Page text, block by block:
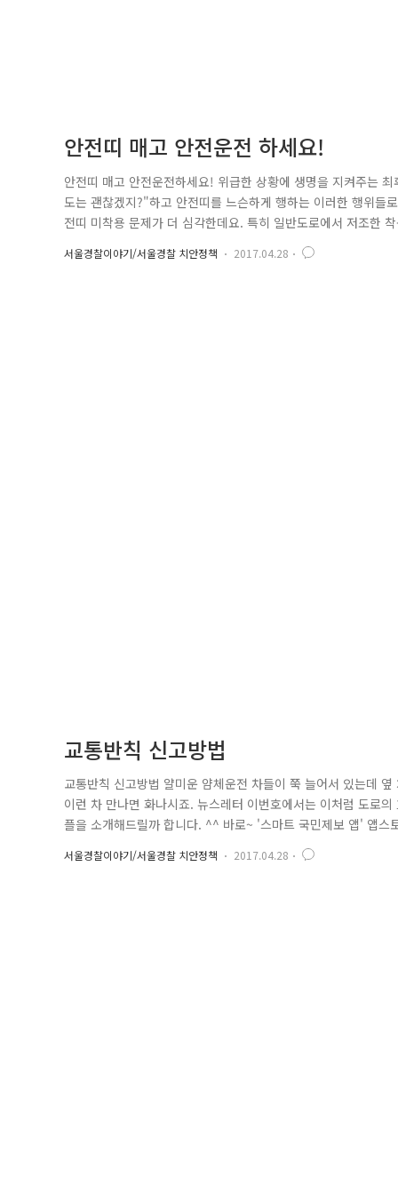
안전띠 매고 안전운전 하세요!
안전띠 매고 안전운전하세요! 위급한 상황에 생명을 지켜주는
도는 괜찮겠지?"하고 안전띠를 느슨하게 행하는 이러한 행위들
전띠 미착용 문제가 더 심각한데요. 특히 일반도로에서 저조한
아참! 차량 안전 문제에서 영유아용 카시트를 빼 놓을 수 없겠
된점 참고하시오, 우리 아이들의 안전을 위해서 반드시 카시트
서울경찰이야기/서울경찰 치안정책 2017.04.28
교통반칙 신고방법
교통반칙 신고방법 얄미운 얌체운전 차들이 쭉 늘어서 있는데
이런 차 만나면 화나시죠. 뉴스레터 이번호에서는 이처럼 도로
플을 소개해드릴까 합니다. ^^ 바로~ '스마트 국민제보 앱' 앱
행 첫 화면에 교통위반 아이콘을 클릭! 앱에서 바로 사진, 동영
항목과 위치 등 부가 정보를 작성하고 신고버튼 클릭하면 끝!!
서울경찰이야기/서울경찰 치안정책 2017.04.28